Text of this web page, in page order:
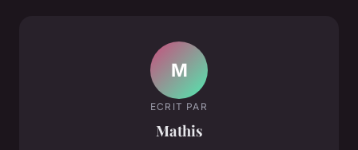
M
ECRIT PAR
Mathis